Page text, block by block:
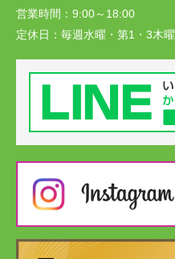
営業時間： 9:00～18:00
定休日： 毎週水曜・第1・3木曜